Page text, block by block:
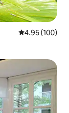
Calificación
4.95 (100)